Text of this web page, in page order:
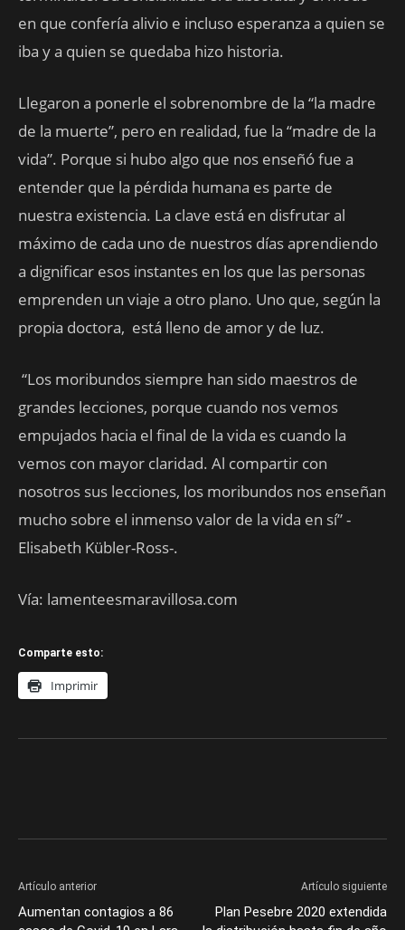
en que confería alivio e incluso esperanza a quien se
iba y a quien se quedaba hizo historia.
Llegaron a ponerle el sobrenombre de la “la madre
de la muerte”, pero en realidad, fue la “madre de la
vida”. Porque si hubo algo que nos enseñó fue a
entender que la pérdida humana es parte de
nuestra existencia. La clave está en disfrutar al
máximo de cada uno de nuestros días aprendiendo
a dignificar esos instantes en los que las personas
emprenden un viaje a otro plano. Uno que, según la
propia doctora, está lleno de amor y de luz.
“Los moribundos siempre han sido maestros de
grandes lecciones, porque cuando nos vemos
empujados hacia el final de la vida es cuando la
vemos con mayor claridad. Al compartir con
nosotros sus lecciones, los moribundos nos enseñan
mucho sobre el inmenso valor de la vida en sí” -
Elisabeth Kübler-Ross-.
Vía: lamenteesmaravillosa.com
Comparte esto:
Imprimir
Artículo anterior
Aumentan contagios a 86
Artículo siguiente
Plan Pesebre 2020 extendida